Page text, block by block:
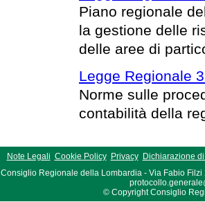
Piano regionale
la gestione delle
delle aree di
Legge Regionale
Norme sulle
contabilità della
Note Legali Cookie Policy Privacy
Dichiarazione
Consiglio Regionale della Lombardia - Via Fabio Filzi
© Copyright Consiglio